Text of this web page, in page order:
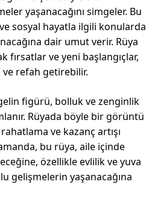
yaşanacağını simgeler. Bu
sosyal hayatla ilgili konularda
dair umut verir. Rüya
fırsatlar ve yeni başlangıçlar,
ve refah getirebilir.
figürü, bolluk ve zenginlik
Rüyada böyle bir görüntü
ve kazanç artışı
bu rüya, aile içinde
özellikle evlilik ve yuva
gelişmelerin yaşanacağına